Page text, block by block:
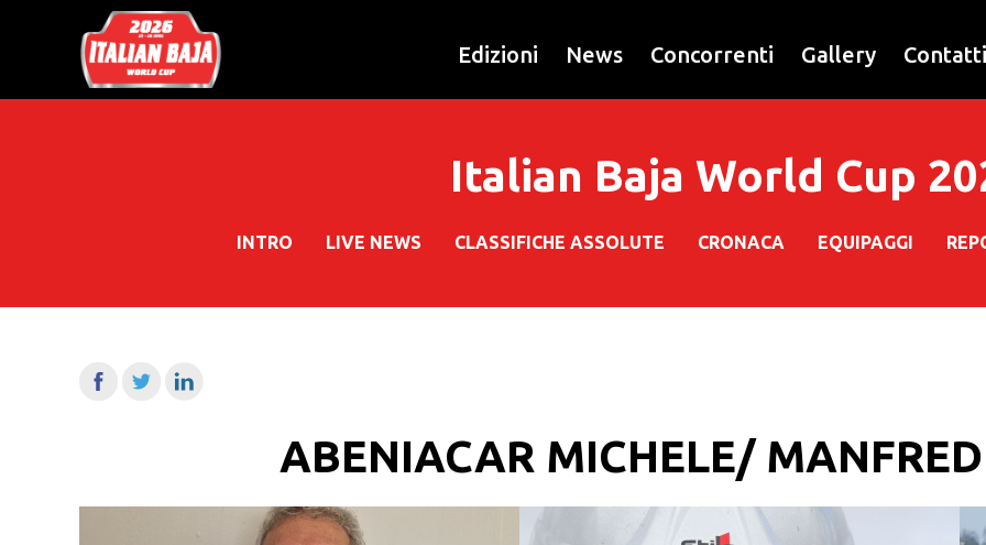
Edizioni News Concorrenti Gallery Contatti
Italian Baja World Cup
INTRO LIVE NEWS CLASSIFICHE ASSOLUTE CRONACA EQUIPAGGI
ABENIACAR MICHELE/